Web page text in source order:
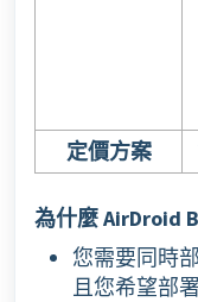
定價方案
為什麼 AirDroid
您需要同時
且您希望部